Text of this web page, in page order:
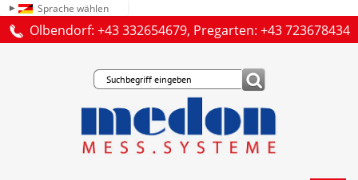
Sprache wählen
Olbendorf: +43 332654679, Pregarten: +43 723678434